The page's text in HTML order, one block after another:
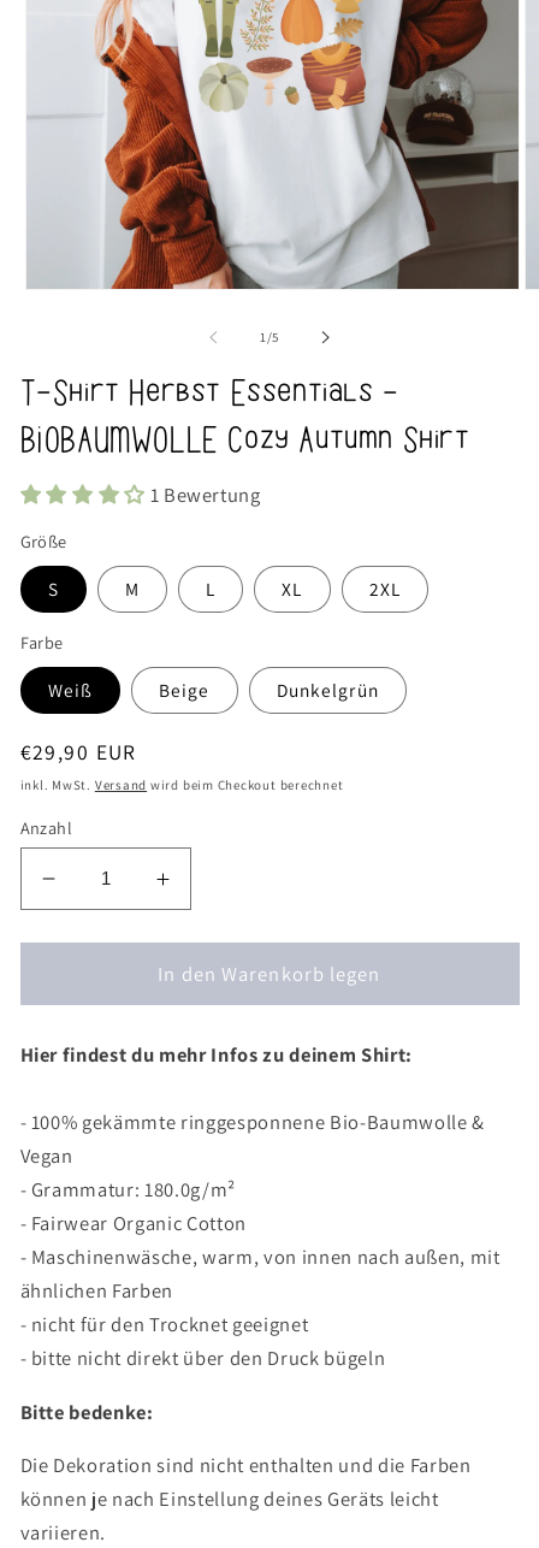
1/von
5
T-Shirt Herbst Essentials -
BIOBAUMWOLLE Cozy Autumn Shirt
1 Bewertung
Größe
S M L XL 2XL
Farbe
Weiß Beige Dunkelgrün
Normaler
Preis
€29,90 EUR
inkl. MwSt. Versand wird beim Checkout berechnet
Anzahl
Verringere
die
Menge
T-
Herbst
-
BIOBAUMWOLLE
Cozy
Autumn
Shirt
Erhöhe
die
Menge
für
T-
Herbst
-
BIOBAUMWOLLE
Autumn
Shirt
In den Warenkorb legen
Hier findest du mehr Infos zu deinem Shirt:
- 100% gekämmte ringgesponnene Bio-Baumwolle &
Vegan
- Grammatur: 180.0g/m²
- Fairwear Organic Cotton
- Maschinenwäsche, warm, von innen nach außen, mit
ähnlichen Farben
- nicht für den Trocknet geeignet
- bitte nicht direkt über den Druck bügeln
Bitte bedenke:
Die Dekoration sind nicht enthalten und die Farben
können je nach Einstellung deines Geräts leicht
variieren.